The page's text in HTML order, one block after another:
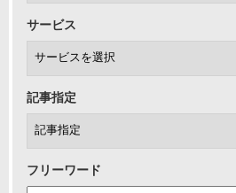
サービス
記事指定
フリーワード